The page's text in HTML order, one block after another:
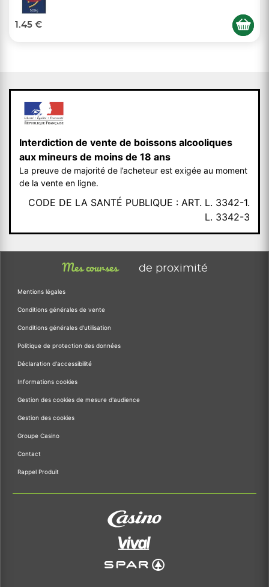
1.45 €
Interdiction de vente de boissons alcooliques
aux mineurs de moins de 18 ans
La preuve de majorité de l’acheteur est exigée au moment
de la vente en ligne.
CODE DE LA SANTÉ PUBLIQUE : ART. L. 3342-1.
L. 3342-3
Mes courses de proximité
Mentions légales
Conditions générales de vente
Conditions générales d'utilisation
Politique de protection des données
Déclaration d'accessibilité
Informations cookies
Gestion des cookies de mesure d'audience
Gestion des cookies
Groupe Casino
Contact
Rappel Produit